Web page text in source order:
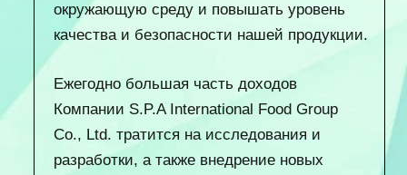
окружающую среду и повышать уровень
качества и безопасности нашей продукции.
Ежегодно большая часть доходов
Компании S.P.A International Food Group
Co., Ltd. тратится на исследования и
разработки, а также внедрение новых